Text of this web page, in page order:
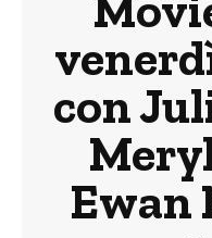
con
Ewan